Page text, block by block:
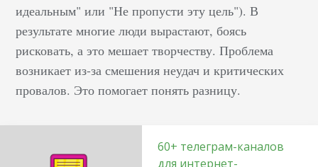
идеальным" или "Не пропусти эту цель"). В
результате многие люди вырастают, боясь
рисковать, а это мешает творчеству. Проблема
возникает из-за смешения неудач и критических
провалов. Это помогает понять разницу.
60+ телеграм-каналов
для интернет-